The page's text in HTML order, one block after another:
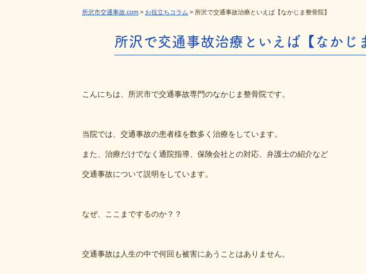
所沢市交通事故.com > お役立ちコラム > 所沢で交通事故治療といえば【なかじま整骨院】
所沢で交通事故治療といえば【なかじ
こんにちは、所沢市で交通事故専門のなかじま整骨院です。
当院では、交通事故の患者様を数多く治療をしています。
また、治療だけでなく通院指導、保険会社との対応、弁護士の紹介など
交通事故について説明をしています。
なぜ、ここまでするのか？？
交通事故は人生の中で何回も被害にあうことはありません。